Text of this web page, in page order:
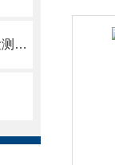
EIKOSOKKI日本宇科LSP型张力检测器LSP00原理